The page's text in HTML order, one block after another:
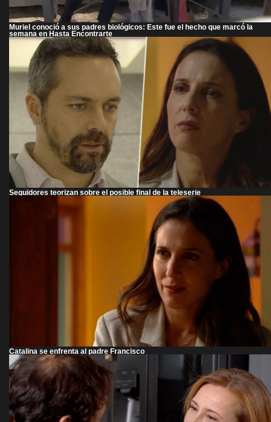
Muriel conoció a sus padres biológicos: Este fue el hecho que marcó la
semana en Hasta Encontrarte
Seguidores teorizan sobre el posible final de la teleserie
Catalina se enfrenta al padre Francisco